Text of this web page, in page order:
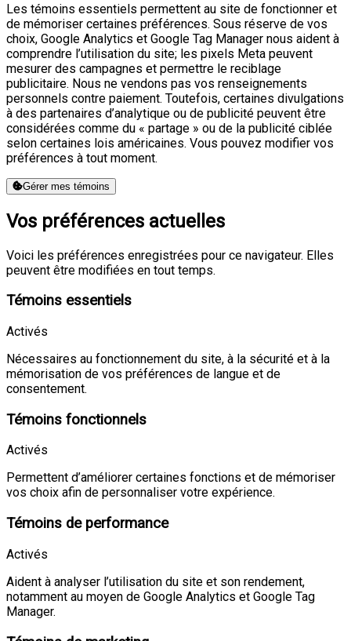
Les témoins essentiels permettent au site de fonctionner et
de mémoriser certaines préférences. Sous réserve de vos
choix, Google Analytics et Google Tag Manager nous aident à
comprendre l’utilisation du site; les pixels Meta peuvent
mesurer des campagnes et permettre le reciblage
publicitaire. Nous ne vendons pas vos renseignements
personnels contre paiement. Toutefois, certaines divulgations
à des partenaires d’analytique ou de publicité peuvent être
considérées comme du « partage » ou de la publicité ciblée
selon certaines lois américaines. Vous pouvez modifier vos
préférences à tout moment.
Gérer mes témoins
Vos préférences actuelles
Voici les préférences enregistrées pour ce navigateur. Elles
peuvent être modifiées en tout temps.
Témoins essentiels
Activés
Nécessaires au fonctionnement du site, à la sécurité et à la
mémorisation de vos préférences de langue et de
consentement.
Témoins fonctionnels
Activés
Permettent d’améliorer certaines fonctions et de mémoriser
vos choix afin de personnaliser votre expérience.
Témoins de performance
Activés
Aident à analyser l’utilisation du site et son rendement,
notamment au moyen de Google Analytics et Google Tag
Manager.